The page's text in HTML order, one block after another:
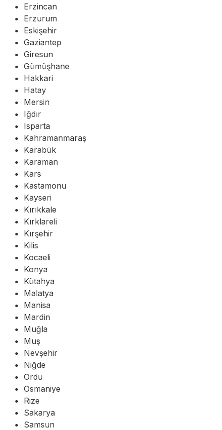
Erzincan
Erzurum
Eskişehir
Gaziantep
Giresun
Gümüşhane
Hakkari
Hatay
Mersin
Iğdır
Isparta
Kahramanmaraş
Karabük
Karaman
Kars
Kastamonu
Kayseri
Kırıkkale
Kırklareli
Kırşehir
Kilis
Kocaeli
Konya
Kütahya
Malatya
Manisa
Mardin
Muğla
Muş
Nevşehir
Niğde
Ordu
Osmaniye
Rize
Sakarya
Samsun